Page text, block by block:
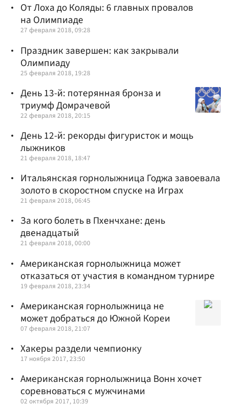
От Лоха до Коляды: 6 главных провалов
на Олимпиаде
27 февраля 2018, 09:28
Праздник завершен: как закрывали
Олимпиаду
25 февраля 2018, 19:28
День 13-й: потерянная бронза и
триумф Домрачевой
22 февраля 2018, 20:15
День 12-й: рекорды фигуристок и мощь
лыжников
21 февраля 2018, 18:47
Итальянская горнолыжница Годжа завоевала
золото в скоростном спуске на Играх
21 февраля 2018, 06:45
За кого болеть в Пхенчхане: день
двенадцатый
21 февраля 2018, 00:00
Американская горнолыжница может
отказаться от участия в командном турнире
19 февраля 2018, 23:34
Американская горнолыжница не
может добраться до Южной Кореи
07 февраля 2018, 21:07
Хакеры раздели чемпионку
17 ноября 2017, 23:50
Американская горнолыжница Вонн хочет
соревноваться с мужчинами
02 октября 2017, 10:39